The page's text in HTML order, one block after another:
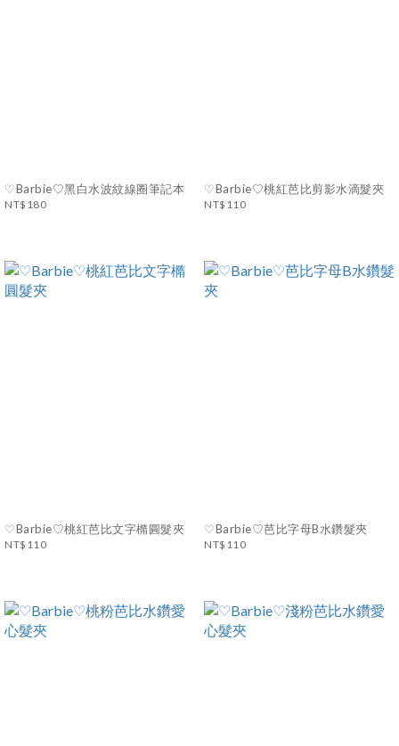
♡Barbie♡黑白水波紋線圈筆記本
NT$180
♡Barbie♡桃紅芭比剪影水滴髮夾
NT$110
♡Barbie♡桃紅芭比文字橢圓髮夾
NT$110
♡Barbie♡芭比字母B水鑽髮夾
NT$110